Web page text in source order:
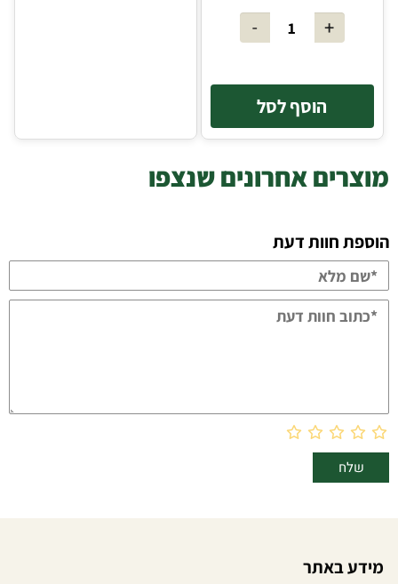
הוסף לסל
מוצרים אחרונים שנצפו
הוספת חוות דעת
מידע באתר